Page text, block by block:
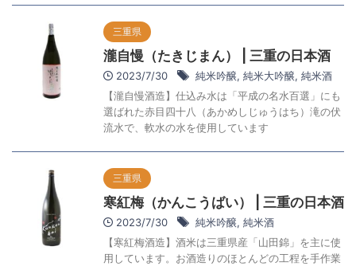
三重県
瀧自慢（たきじまん） | 三重の日本酒
2023/7/30 純米吟醸, 純米大吟醸, 純米酒
【瀧自慢酒造】仕込み水は「平成の名水百選」にも
選ばれた赤目四十八（あかめしじゅうはち）滝の伏
流水で、軟水の水を使用しています
三重県
寒紅梅（かんこうばい） | 三重の日本酒
2023/7/30 純米吟醸, 純米酒
【寒紅梅酒造】酒米は三重県産「山田錦」を主に使
用しています。お酒造りのほとんどの工程を手作業